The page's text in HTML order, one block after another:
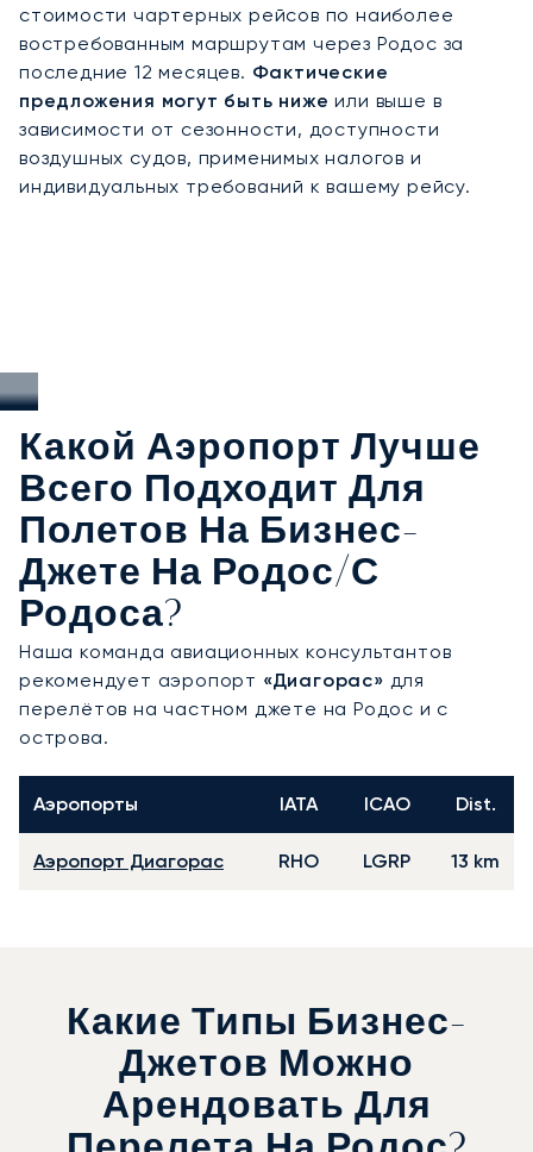
каждую деталь с учётом ваших индивидуальных
предпочтений.
Обладая двадцатилетним опытом, LunaJets
гарантирует безопасность, подтверждённую
сертификатом Argus®, прозрачное
ценообразование и гибкие чартерные решения,
которым доверяют клиенты по всему миру. Мы
конфиденциального прибытия на прибрежные
курорты и организацию безупречных стыковок с
соседними греческими островами и крупными
европейскими хабами.
стоимости чартерных рейсов по наиболее
востребованным маршрутам через Родос за
последние 12 месяцев. Фактические
предложения могут быть ниже или выше в
зависимости от сезонности, доступности
воздушных судов, применимых налогов и
индивидуальных требований к вашему рейсу.
Какой Аэропорт Лучше
Всего Подходит Для
Полетов На Бизнес-
Джете На Родос/с
Родоса?
Наша команда авиационных консультантов
рекомендует аэропорт «Диагорас» для
перелётов на частном джете на Родос и с
острова.
Аэропорты IATA ICAO Dist.
Аэропорт Диагорас RHO LGRP 13 km
Какие Типы Бизнес-
Джетов Можно
Арендовать Для